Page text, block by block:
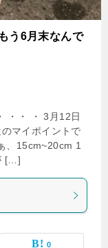
う6月末なんで
・・ ・ 3月12日
マイポイントで
、15cm~20cm 1
[…]
0